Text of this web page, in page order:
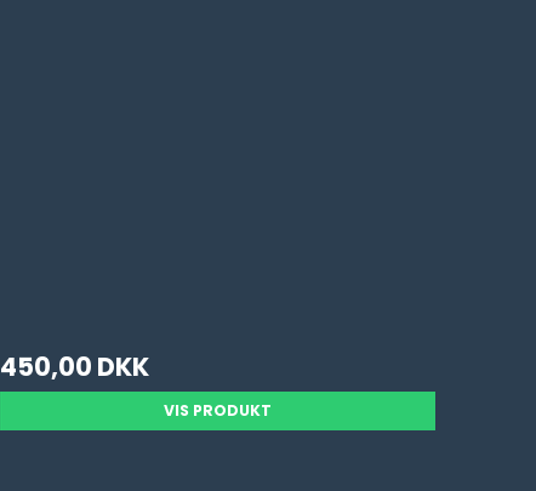
450,00 DKK
VIS PRODUKT